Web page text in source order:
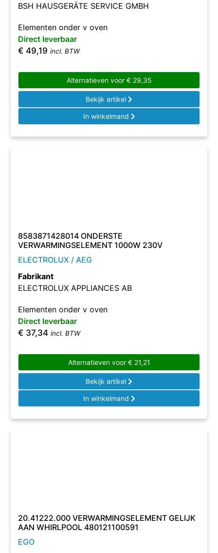
BSH HAUSGERÄTE SERVICE GMBH
Elementen onder v oven
Direct leverbaar
€ 49,19 incl. BTW
Alternatieven voor €29,35
Bekijk artikel
In winkelmand
8583871428014 ONDERSTE
VERWARMINGSELEMENT 1000W 230V
ELECTROLUX / AEG
Fabrikant
ELECTROLUX APPLIANCES AB
Elementen onder v oven
Direct leverbaar
€ 37,34 incl. BTW
Alternatieven voor €21,21
Bekijk artikel
In winkelmand
20.41222.000 VERWARMINGSELEMENT GELIJK
AAN WHIRLPOOL 480121100591
EGO